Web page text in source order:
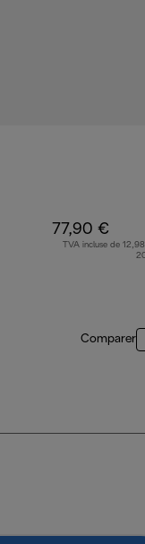
77,90 €
TVA incluse de
Comparer